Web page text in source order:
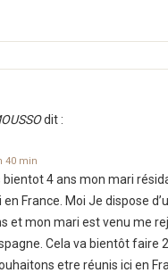
dit :
40 min
4 ans mon mari
France. Moi Je dispose
et mon mari est venu me
Cela va bientôt faire
etre réunis ici en